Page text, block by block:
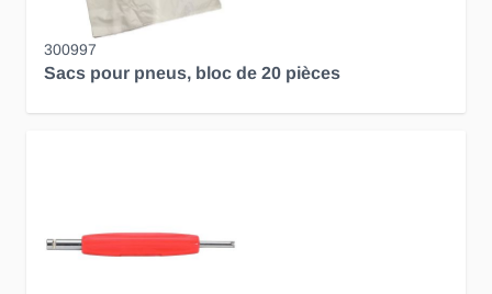
300997
Sacs pour pneus, bloc de 20 pièces